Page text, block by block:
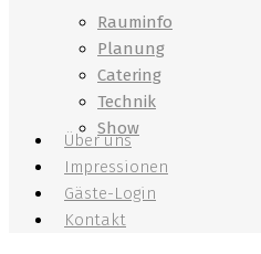
Rauminfo
Planung
Catering
Technik
Show
Über uns
Impressionen
Gäste-Login
Kontakt